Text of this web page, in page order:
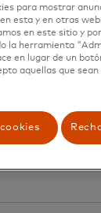
para mostrar
esta y en otras
en este sitio y
la herramienta
en lugar de un
aquellas que